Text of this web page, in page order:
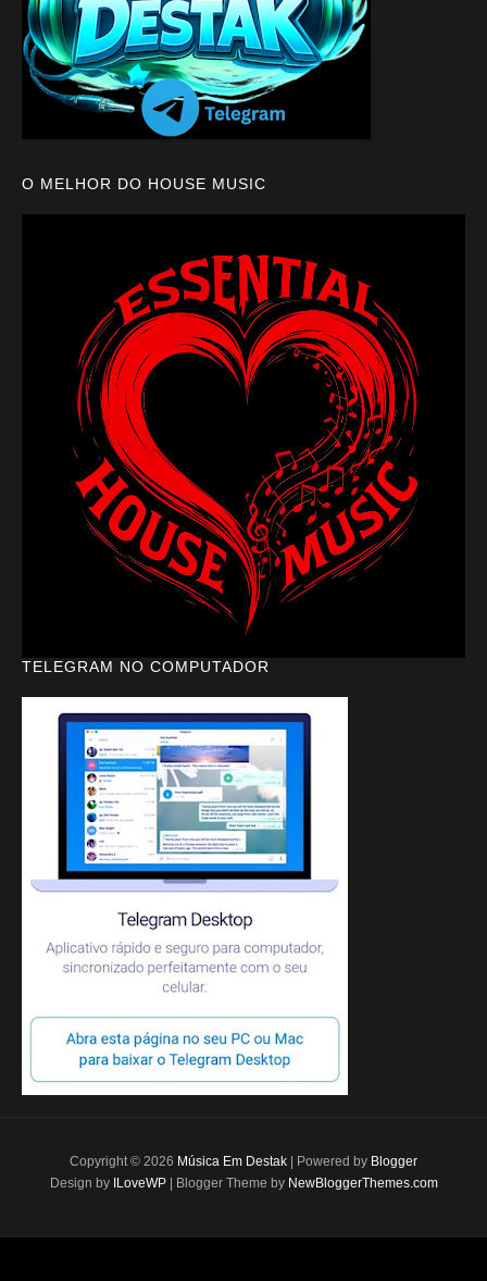
O MELHOR DO HOUSE MUSIC
TELEGRAM NO COMPUTADOR
Copyright © 2026 Música Em Destak | Powered by Blogger
Design by ILoveWP| Blogger Theme by NewBloggerThemes.com